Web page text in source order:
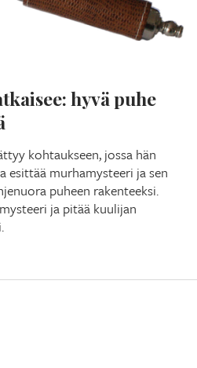
hyvä puhe
kohtaukseen, jossa hän
esittää murhamysteeri ja sen
puheen rakenteeksi.
ja pitää kuulijan